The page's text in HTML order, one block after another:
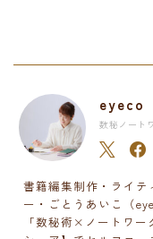
eyeco
数秘ノート
書籍編集制作・ライテ
ー・ごとうあいこ（
「数秘術×ノートワ